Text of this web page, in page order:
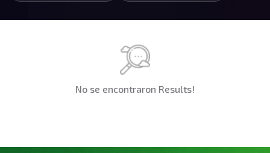
No se encontraron Results!